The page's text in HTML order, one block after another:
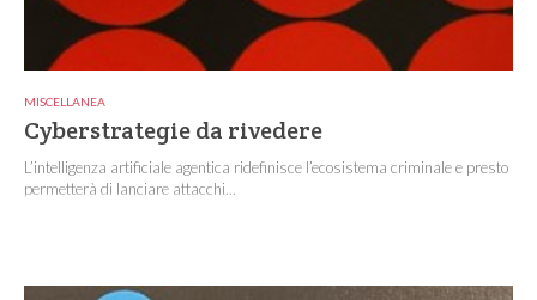
MISCELLANEA
Cyberstrategie da rivedere
L’intelligenza artificiale agentica ridefinisce l’ecosistema criminale e presto
permetterà di lanciare attacchi...